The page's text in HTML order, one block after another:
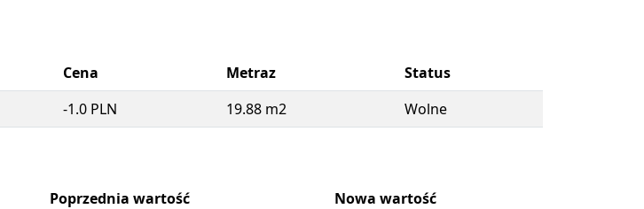
Cena Metraz
Status
-1.0 PLN 19.88 m2 Wolne
Poprzednia wartość
Nowa wartość